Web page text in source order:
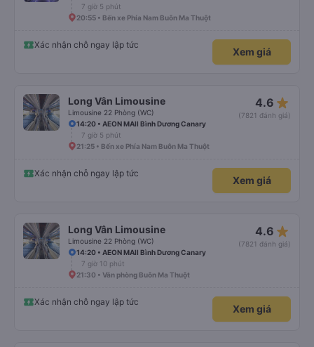
7 giờ 5 phút
20:55 • Bến xe Phía Nam Buôn Ma Thuột
Xác nhận chỗ ngay lập tức
Xem giá
Long Vân Limousine
Limousine 22 Phòng (WC)
4.6 star_rate
(7821 đánh giá)
14:20 • AEON MAll Bình Dương Canary
7 giờ 5 phút
21:25 • Bến xe Phía Nam Buôn Ma Thuột
Xác nhận chỗ ngay lập tức
Xem giá
Long Vân Limousine
Limousine 22 Phòng (WC)
4.6 star_rate
(7821 đánh giá)
14:20 • AEON MAll Bình Dương Canary
7 giờ 10 phút
21:30 • Văn phòng Buôn Ma Thuột
Xác nhận chỗ ngay lập tức
Xem giá